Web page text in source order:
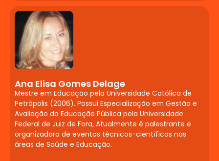
psicossocial, cognitivo, moral, emocional.
Hereditariedade x ambiente. A psicologia
do desenvolvimento sob diferentes
enfoques teóricos centrados na infância,
adolescência e vida adulta. Perspectivas
teórico-metodológicas do
humanos. O ciclo vital.
Psicomotricidade na
Prática
Neuropsicopedagógica
Ana Elisa Gomes Delage
Mestre em Educação pela Universidade Católica de
Petrópolis (2006). Possui Especialização em Gestão e
Avaliação da Educação Pública pela Universidade
Federal de Juiz de Fora, Atualmente é palestrante e
organizadora de eventos técnicos-científicos nas
áreas de Saúde e Educação.